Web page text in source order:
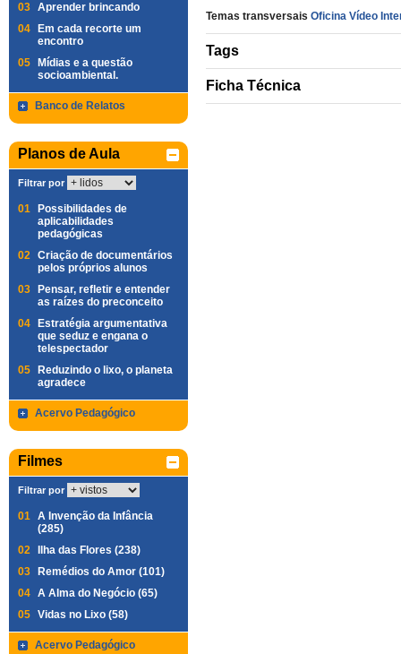
03 Aprender brincando
04
Em cada recorte um
encontro
05
Mídias e a questão
socioambiental.
Banco de Relatos
Planos de Aula
Filtrar por
01
Possibilidades de
aplicabilidades
pedagógicas
02 Criação de documentários
pelos próprios alunos
03
Pensar, refletir e entender
as raízes do preconceito
04
Estratégia argumentativa
que seduz e engana o
telespectador
05
Reduzindo o lixo, o planeta
agradece
Acervo Pedagógico
Filmes
Filtrar por
01 A Invenção da Infância
(285)
02
Ilha das Flores (238)
03
Remédios do Amor (101)
04 A Alma do Negócio (65)
05 Vidas no Lixo (58)
Acervo Pedagógico
Temas transversais Oficina Vídeo
Tags
Ficha Técnica